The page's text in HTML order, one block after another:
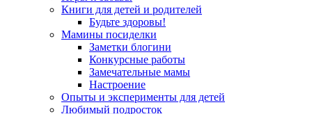
Книги для детей и родителей
Будьте здоровы!
Мамины посиделки
Заметки блогини
Конкурсные работы
Замечательные мамы
Настроение
Опыты и эксперименты для детей
Любимый подросток